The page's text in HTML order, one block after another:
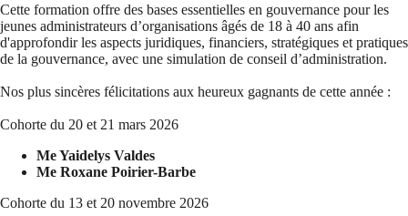
Cette formation offre des bases essentielles en gouvernance pour les
jeunes administrateurs d’organisations âgés de 18 à 40 ans afin
d'approfondir les aspects juridiques, financiers, stratégiques et pratiques
de la gouvernance, avec une simulation de conseil d’administration.
Nos plus sincères félicitations aux heureux gagnants de cette année :
Cohorte du 20 et 21 mars 2026
Me Yaidelys Valdes
Me Roxane Poirier-Barbe
Cohorte du 13 et 20 novembre 2026